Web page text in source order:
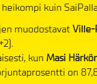
kuin
muodostavatVille-
kun Masi
on